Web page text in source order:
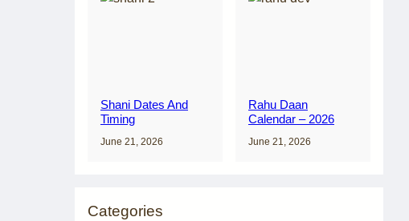
Shani Dates And
Timing
June 21, 2026
Rahu Daan
Calendar – 2026
June 21, 2026
Categories